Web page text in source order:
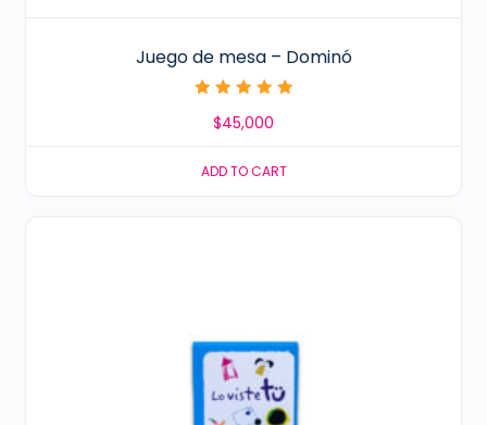
Juego de mesa – Dominó
5.00
$45,000
ADD TO CART